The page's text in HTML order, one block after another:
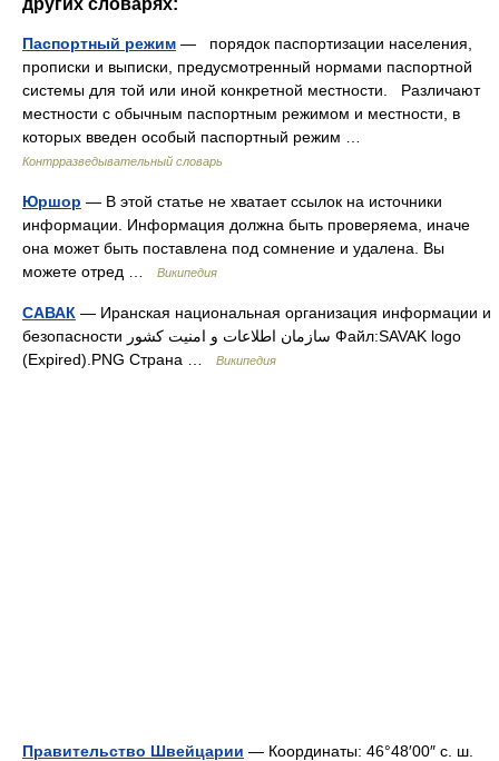
других словарях:
Паспортный режим — порядок паспортизации населения,
прописки и выписки, предусмотренный нормами паспортной
системы для той или иной конкретной местности. Различают
местности с обычным паспортным режимом и местности, в
которых введен особый паспортный режим …
Контрразведывательный словарь
Юршор — В этой статье не хватает ссылок на источники
информации. Информация должна быть проверяема, иначе
она может быть поставлена под сомнение и удалена. Вы
можете отред …
Википедия
САВАК — Иранская национальная организация информации и
безопасности سازمان اطلاعات و امنیت کشور Файл:SAVAK logo
(Expired).PNG Страна …
Википедия
Правительство Швейцарии — Координаты: 46°48′00″ с. ш.